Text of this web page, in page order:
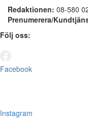
Redaktionen: 08-580
Prenumerera/
Följ oss:
Facebook
Instagram